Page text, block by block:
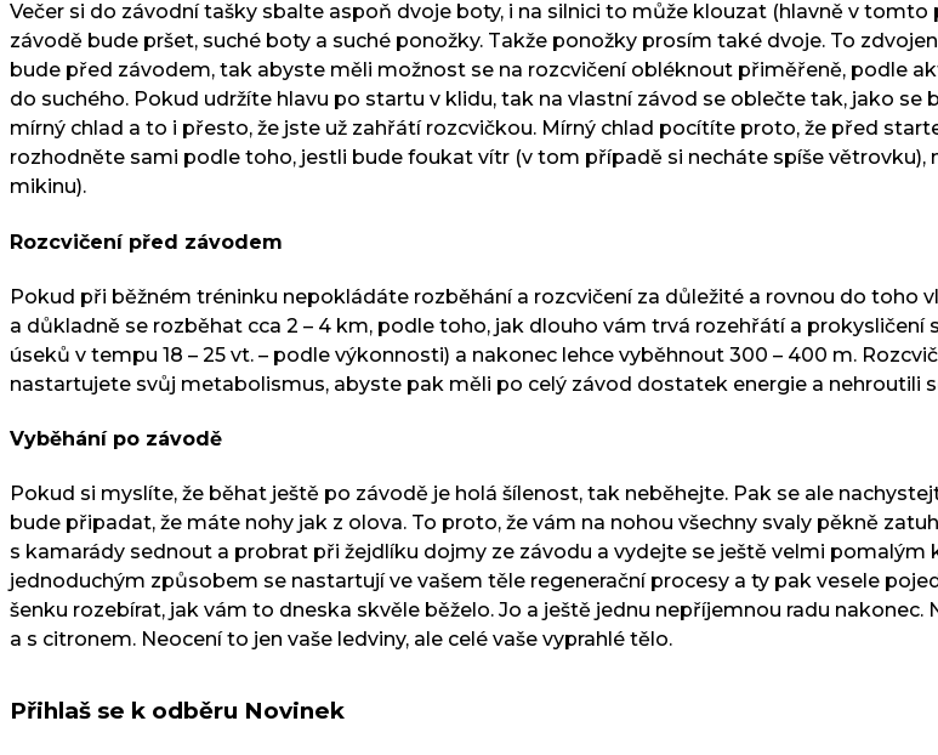
Večer si do závodní tašky sbalte aspoň dvoje boty, i na silnici to může klouzat (hlavně v
závodě bude pršet, suché boty a suché ponožky. Takže ponožky prosím také dvoje. To
bude před závodem, tak abyste měli možnost se na rozcvičení obléknout přiměřeně, podle
do suchého. Pokud udržíte hlavu po startu v klidu, tak na vlastní závod se oblečte tak, jako
mírný chlad a to i přesto, že jste už zahřátí rozcvičkou. Mírný chlad pocítíte proto, že před
rozhodněte sami podle toho, jestli bude foukat vítr (v tom případě si necháte spíše
mikinu).
Rozcvičení před závodem
Pokud při běžném tréninku nepokládáte rozběhání a rozcvičení za důležité a rovnou do
a důkladně se rozběhat cca 2 – 4 km, podle toho, jak dlouho vám trvá rozehřátí a prokysličení
úseků v tempu 18 – 25 vt. – podle výkonnosti) a nakonec lehce vyběhnout 300 – 400 m.
nastartujete svůj metabolismus, abyste pak měli po celý závod dostatek energie a nehroutili
Vyběhání po závodě
Pokud si myslíte, že běhat ještě po závodě je holá šílenost, tak neběhejte. Pak se ale
bude připadat, že máte nohy jak z olova. To proto, že vám na nohou všechny svaly pěkně
s kamarády sednout a probrat při žejdlíku dojmy ze závodu a vydejte se ještě velmi pomalým
jednoduchým způsobem se nastartují ve vašem těle regenerační procesy a ty pak vesele
šenku rozebírat, jak vám to dneska skvěle běželo. Jo a ještě jednu nepříjemnou radu nakonec.
a s citronem. Neocení to jen vaše ledviny, ale celé vaše vyprahlé tělo.
Přihlaš se k odběru Novinek